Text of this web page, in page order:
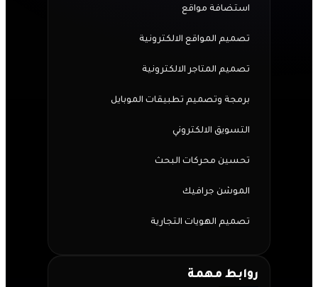
استضافة مواقع
تصميم المواقع الالكترونية
تصميم المتاجر الالكترونية
برمجة وتصميم تطبيقات الموبايل
التسويق الالكتروني
تحسين محركات البحث
الموشن جرافيك
تصميم الهويات التجارية
روابط مهمة